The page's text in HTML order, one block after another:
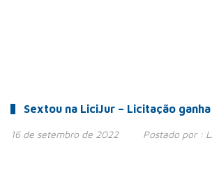
Sextou na LiciJur – Licitação ganha
16 de setembro de 2022 Postado por :